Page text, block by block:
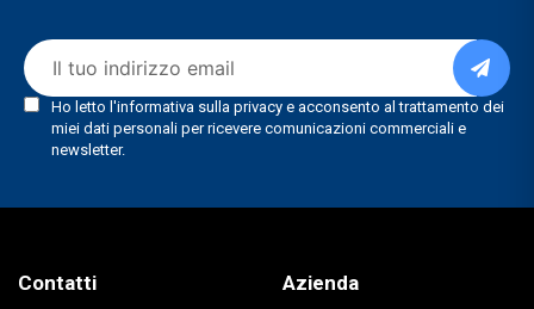
Contatti Azienda